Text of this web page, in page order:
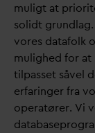
muligt at
solidt
vores datafolk
mulighed for at
tilpasset såvel
erfaringer fra
operatører. Vi
d